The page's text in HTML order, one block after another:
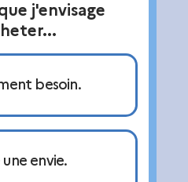
j'envisage
besoin.
envie.